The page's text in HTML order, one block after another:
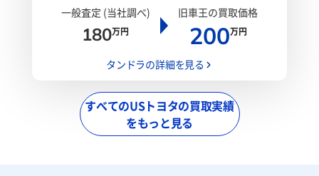
一般査定 (当社調べ)
180万円
旧車王の買取価格
200万円
タンドラの詳細を見る
すべてのUSトヨタの買取実績
をもっと見る